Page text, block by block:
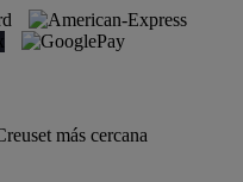
más cercana